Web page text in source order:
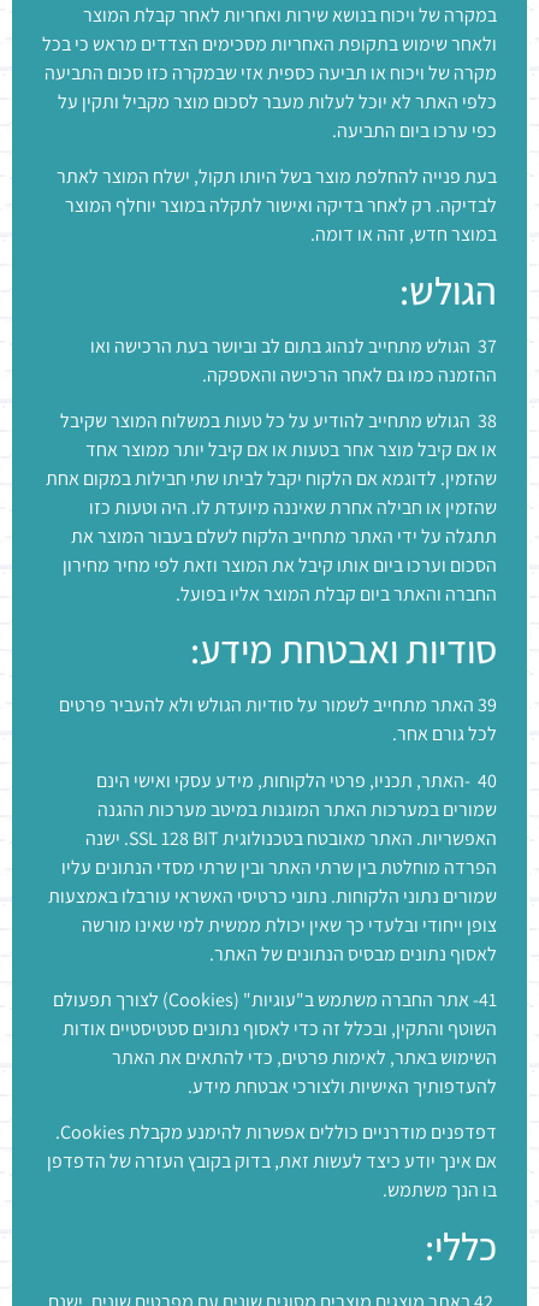
במקרה של ויכוח בנושא שירות ואחריות לאחר קבלת המוצר
ולאחר שימוש בתקופת האחריות מסכימים הצדדים מראש כי בכל
מקרה של ויכוח או תביעה כספית אזי שבמקרה כזו סכום התביעה
כלפי האתר לא יוכל לעלות מעבר לסכום מוצר מקביל ותקין על
כפי ערכו ביום התביעה.
בעת פנייה להחלפת מוצר בשל היותו תקול, ישלח המוצר לאתר
לבדיקה. רק לאחר בדיקה ואישור לתקלה במוצר יוחלף המוצר
במוצר חדש, זהה או דומה.
הגולש:
37 הגולש מתחייב לנהוג בתום לב וביושר בעת הרכישה ואו
ההזמנה כמו גם לאחר הרכישה והאספקה.
38 הגולש מתחייב להודיע על כל טעות במשלוח המוצר שקיבל
או אם קיבל מוצר אחר בטעות או אם קיבל יותר ממוצר אחד
שהזמין. לדוגמא אם הלקוח יקבל לביתו שתי חבילות במקום אחת
שהזמין או חבילה אחרת שאיננה מיועדת לו. היה וטעות כזו
תתגלה על ידי האתר מתחייב הלקוח לשלם בעבור המוצר את
הסכום וערכו ביום אותו קיבל את המוצר וזאת לפי מחיר מחירון
החברה והאתר ביום קבלת המוצר אליו בפועל.
סודיות ואבטחת מידע:
39 האתר מתחייב לשמור על סודיות הגולש ולא להעביר פרטים
לכל גורם אחר.
40 -האתר, תכניו, פרטי הלקוחות, מידע עסקי ואישי הינם
שמורים במערכות האתר המוגנות במיטב מערכות ההגנה
האפשריות. האתר מאובטח בטכנולוגית SSL 128 BIT. ישנה
הפרדה מוחלטת בין שרתי האתר ובין שרתי מסדי הנתונים עליו
שמורים נתוני הלקוחות. נתוני כרטיסי האשראי עורבלו באמצעות
צופן ייחודי ובלעדי כך שאין יכולת ממשית למי שאינו מורשה
לאסוף נתונים מבסיס הנתונים של האתר.
41- אתר החברה משתמש ב"עוגיות" (Cookies) לצורך תפעולם
השוטף והתקין, ובכלל זה כדי לאסוף נתונים סטטיסטיים אודות
השימוש באתר, לאימות פרטים, כדי להתאים את האתר
להעדפותיך האישיות ולצורכי אבטחת מידע.
דפדפנים מודרניים כוללים אפשרות להימנע מקבלת Cookies.
אם אינך יודע כיצד לעשות זאת, בדוק בקובץ העזרה של הדפדפן
בו הנך משתמש.
כללי: